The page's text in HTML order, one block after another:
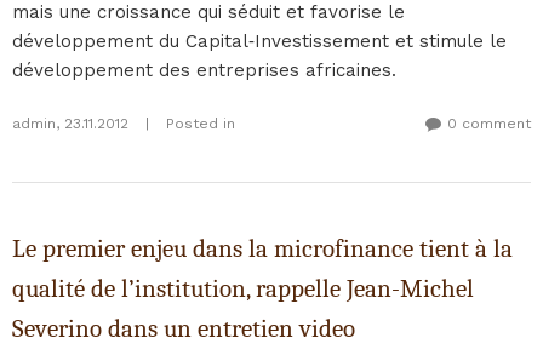
mais une croissance qui séduit et favorise le
développement du Capital‐Investissement et stimule le
développement des entreprises africaines.
admin, 23.11.2012 Posted in 0 comment
Le premier enjeu dans la microfinance tient à la
qualité de l’institution, rappelle Jean-Michel
Severino dans un entretien video